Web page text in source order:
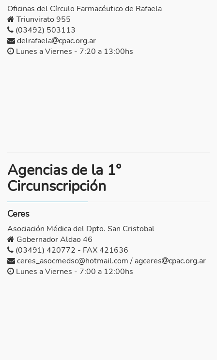
Oficinas del Círculo Farmacéutico de Rafaela
Triunvirato 955
(03492) 503113
delrafaela
cpac.org.ar
Lunes a Viernes - 7:20 a 13:00hs
Agencias de la 1°
Circunscripción
Ceres
Asociación Médica del Dpto. San Cristobal
Gobernador Aldao 46
(03491) 420772 - FAX 421636
ceres_asocmedsc@hotmail.com / agceres
cpac.org.ar
Lunes a Viernes - 7:00 a 12:00hs